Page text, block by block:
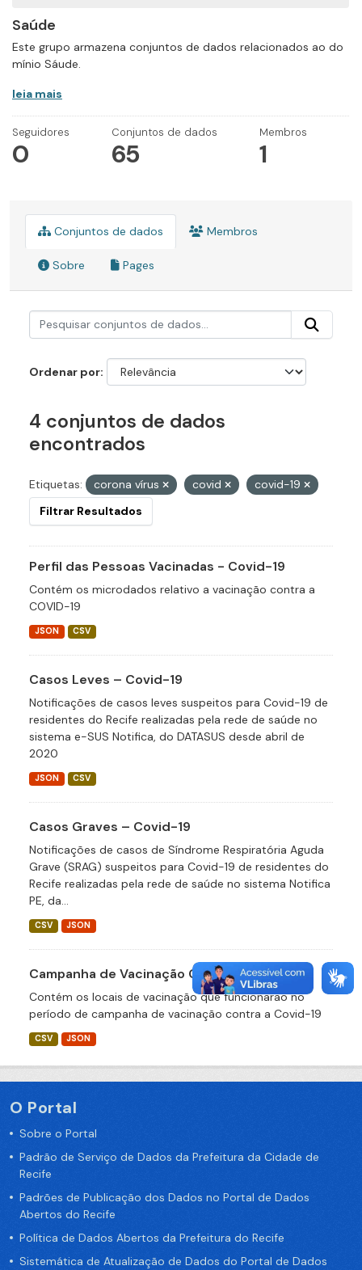
Saúde
Este grupo armazena conjuntos de dados relacionados ao do
mínio Sáude.
leia mais
Seguidores
0
Conjuntos de dados
65
Membros
1
Conjuntos de dados Membros
Sobre Pages
Ordenar por
4 conjuntos de dados
encontrados
Etiquetas: corona vírus covid
covid-19
Filtrar Resultados
Perfil das Pessoas Vacinadas - Covid-19
Contém os microdados relativo a vacinação contra a
COVID-19
JSON CSV
Casos Leves – Covid-19
Notificações de casos leves suspeitos para Covid-19 de
residentes do Recife realizadas pela rede de saúde no
sistema e-SUS Notifica, do DATASUS desde abril de
2020
JSON CSV
Casos Graves – Covid-19
Notificações de casos de Síndrome Respiratória Aguda
Grave (SRAG) suspeitos para Covid-19 de residentes do
Recife realizadas pela rede de saúde no sistema Notifica
PE, da...
CSV JSON
Campanha de Vacinação Covid-19
Contém os locais de vacinação que funcionarão no
período de campanha de vacinação contra a Covid-19
CSV JSON
O Portal
Sobre o Portal
Padrão de Serviço de Dados da Prefeitura da Cidade de
Recife
Padrões de Publicação dos Dados no Portal de Dados
Abertos do Recife
Política de Dados Abertos da Prefeitura do Recife
Sistemática de Atualização de Dados do Portal de Dados